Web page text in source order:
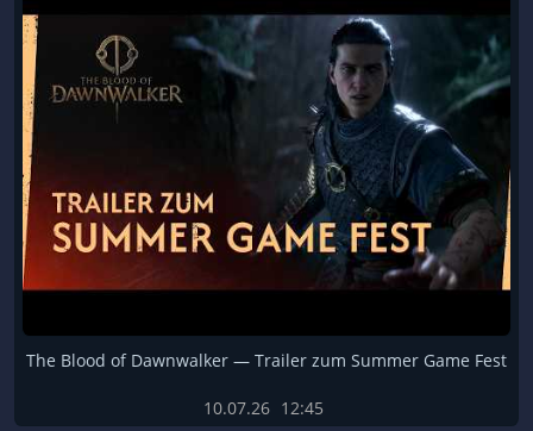
The Blood of Dawnwalker — Trailer zum Summer Game Fest
10.07.26 12:45